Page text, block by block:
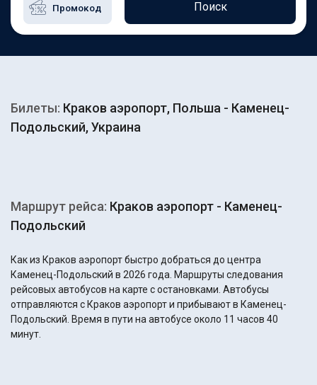
Поиск
Билеты: Краков аэропорт, Польша - Каменец-
Подольский, Украина
Маршрут рейса: Краков аэропорт - Каменец-
Подольский
Как из Краков аэропорт быстро добраться до центра
Каменец-Подольский в 2026 года. Маршруты следования
рейсовых автобусов на карте с остановками. Автобусы
отправляются с Краков аэропорт и прибывают в Каменец-
Подольский. Время в пути на автобусе около 11 часов 40
минут.